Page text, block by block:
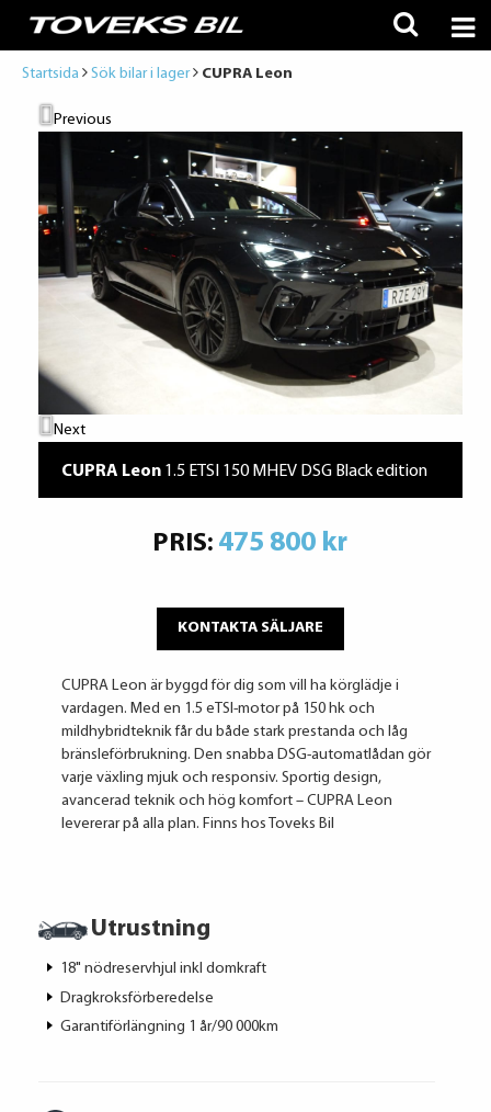
Startsida Sök bilar i lager CUPRA Leon
Previous
Next
CUPRA Leon 1.5 ETSI 150 MHEV DSG Black edition
PRIS: 475 800 kr
KONTAKTA SÄLJARE
CUPRA Leon är byggd för dig som vill ha körglädje i
vardagen. Med en 1.5 eTSI-motor på 150 hk och
mildhybridteknik får du både stark prestanda och låg
bränsleförbrukning. Den snabba DSG-automatlådan gör
varje växling mjuk och responsiv. Sportig design,
avancerad teknik och hög komfort – CUPRA Leon
levererar på alla plan. Finns hos Toveks Bil
Utrustning
18" nödreservhjul inkl domkraft
Dragkroksförberedelse
Garantiförlängning 1 år/90 000km